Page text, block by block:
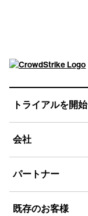
トライアルを開始
会社
パートナー
既存のお客様